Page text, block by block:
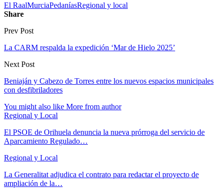
El RaalMurciaPedaníasRegional y local
Share
Prev Post
La CARM respalda la expedición ‘Mar de Hielo 2025’
Next Post
Beniaján y Cabezo de Torres entre los nuevos espacios municipales
con desfibriladores
You might also like More from author
Regional y Local
El PSOE de Orihuela denuncia la nueva prórroga del servicio de
Aparcamiento Regulado…
Regional y Local
La Generalitat adjudica el contrato para redactar el proyecto de
ampliación de la…